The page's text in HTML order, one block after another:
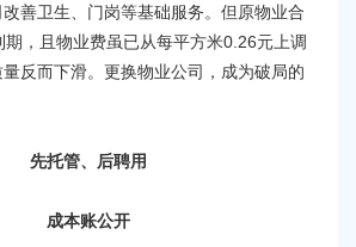
善卫生、门岗等基础服务。但原物业合
期，且物业费虽已从每平方米0.26元上调
反而下滑。更换物业公司，成为破局的
先托管、后聘用
成本账公开